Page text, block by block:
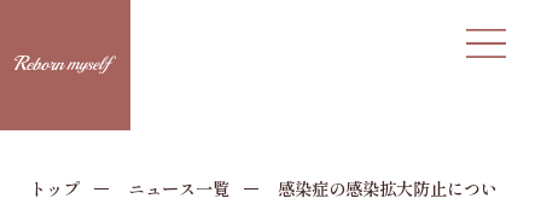
トップ ニュース一覧
感染症の感染拡大防止につい